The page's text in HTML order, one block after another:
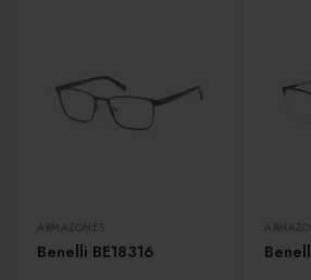
ARMAZONES
Benelli BE18316